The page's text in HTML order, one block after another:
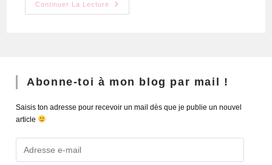
Continuer La Lecture
Abonne-toi à mon blog par mail !
Saisis ton adresse pour recevoir un mail dès que je publie un nouvel
article